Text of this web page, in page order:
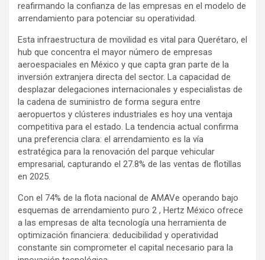
reafirmando la confianza de las empresas en el modelo de
arrendamiento para potenciar su operatividad.
Esta infraestructura de movilidad es vital para Querétaro, el
hub que concentra el mayor número de empresas
aeroespaciales en México y que capta gran parte de la
inversión extranjera directa del sector. La capacidad de
desplazar delegaciones internacionales y especialistas de
la cadena de suministro de forma segura entre
aeropuertos y clústeres industriales es hoy una ventaja
competitiva para el estado. La tendencia actual confirma
una preferencia clara: el arrendamiento es la vía
estratégica para la renovación del parque vehicular
empresarial, capturando el 27.8% de las ventas de flotillas
en 2025.
Con el 74% de la flota nacional de AMAVe operando bajo
esquemas de arrendamiento puro 2 , Hertz México ofrece
a las empresas de alta tecnología una herramienta de
optimización financiera: deducibilidad y operatividad
constante sin comprometer el capital necesario para la